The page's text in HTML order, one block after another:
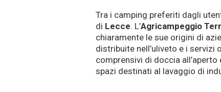
Tra i camping preferiti dagli
di Lecce. L’Agricampeggio
chiaramente le sue origini di
distribuite nell’uliveto e i
comprensivi di doccia
spazi destinati al lavaggio di